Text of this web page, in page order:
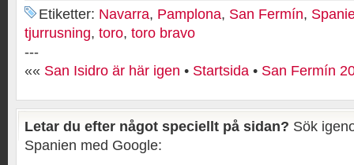
Etiketter: Navarra, Pamplona, San Fermín,
tjurrusning, toro, toro bravo
---
«« San Isidro är här igen • Startsida • San Fermín
Letar du efter något speciellt på sidan? Sök
Spanien med Google: